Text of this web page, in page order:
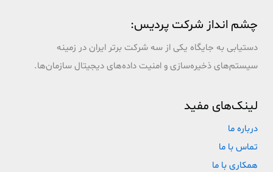
چشم انداز شرکت پردیس:
دستیابی به جایگاه یکی از سه شرکت برتر ایران در زمینه
سیستم‌های ذخیره‌سازی و امنیت داده‌های دیجیتال سازمان‌ها.
لینک‌های مفید
درباره ما
تماس با ما
همکاری با ما